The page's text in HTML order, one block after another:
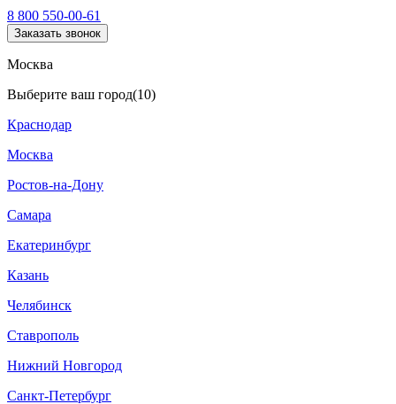
8 800 550-00-61
Заказать звонок
Москва
Выберите ваш город(10)
Краснодар
Москва
Ростов-на-Дону
Самара
Екатеринбург
Казань
Челябинск
Ставрополь
Нижний Новгород
Санкт-Петербург